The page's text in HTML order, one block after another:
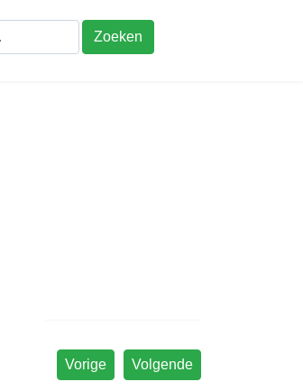
Zoeken
Volgende
Vorige